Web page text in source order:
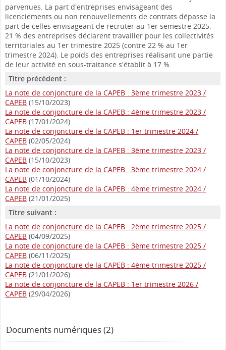
parvenues. La part d'entreprises envisageant des
licenciements ou non renouvellements de contrats dépasse la
part de celles envisageant de recruter au 1er semestre 2025.
21 % des entreprises déclarent travailler pour les collectivités
territoriales au 1er trimestre 2025 (contre 22 % au 1er
trimestre 2024). Le poids des entreprises réalisant une partie
de leur activité en sous-traitance s'établit à 17 %.
Titre précédent :
La note de conjoncture de la CAPEB : 3ème trimestre 2023 /
CAPEB (15/10/2023)
La note de conjoncture de la CAPEB : 4ème trimestre 2023 /
CAPEB (17/01/2024)
La note de conjoncture de la CAPEB : 1er trimestre 2024 /
CAPEB (02/05/2024)
La note de conjoncture de la CAPEB : 3ème trimestre 2023 /
CAPEB (15/10/2023)
La note de conjoncture de la CAPEB : 3ème trimestre 2024 /
CAPEB (01/10/2024)
La note de conjoncture de la CAPEB : 4ème trimestre 2024 /
CAPEB (21/01/2025)
Titre suivant :
La note de conjoncture de la CAPEB : 2ème trimestre 2025 /
CAPEB (04/09/2025)
La note de conjoncture de la CAPEB : 3ème trimestre 2025 /
CAPEB (06/11/2025)
La note de conjoncture de la CAPEB : 4ème trimestre 2025 /
CAPEB (21/01/2026)
La note de conjoncture de la CAPEB : 1er trimestre 2026 /
CAPEB (29/04/2026)
Documents numériques (2)